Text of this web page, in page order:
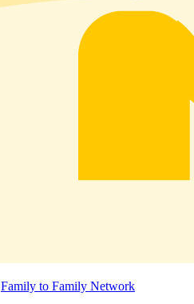
Family to Family Network